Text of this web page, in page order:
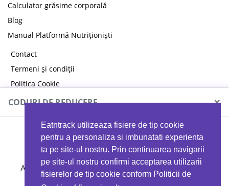
Eatntrack utilizeaza fisiere de tip cookie
pentru a personaliza si imbunatati experienta
ta pe site-ul nostru. Prin continuarea navigarii
pe site-ul nostru confirmi acceptarea utilizarii
fisierelor de tip cookie conform Politicii de
Calculator grăsime corporală
Blog
Manual Platformă Nutriționiști
Contact
Termeni și condiții
Politica Cookie
Politica de confidențialitate
CODURI DE REDUCERE ×
MYPROTEIN
Ai 40%reducere la orice comandă folosind codul
EATTRACK